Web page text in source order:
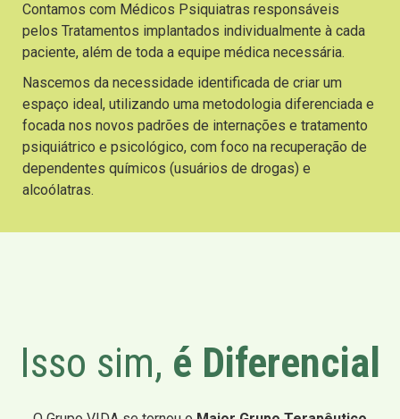
Contamos com Médicos Psiquiatras responsáveis
pelos Tratamentos implantados individualmente à cada
paciente, além de toda a equipe médica necessária.
Nascemos da necessidade identificada de criar um
espaço ideal, utilizando uma metodologia diferenciada e
focada nos novos padrões de internações e tratamento
psiquiátrico e psicológico, com foco na recuperação de
dependentes químicos (usuários de drogas) e
alcoólatras.
Isso sim, é Diferencial